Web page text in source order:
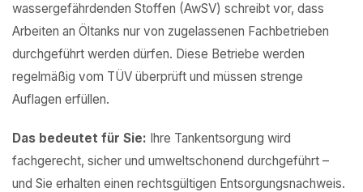
wassergefährdenden Stoffen (AwSV) schreibt vor, dass
Arbeiten an Öltanks nur von zugelassenen Fachbetrieben
durchgeführt werden dürfen. Diese Betriebe werden
regelmäßig vom TÜV überprüft und müssen strenge
Auflagen erfüllen.
Das bedeutet für Sie: Ihre Tankentsorgung wird
fachgerecht, sicher und umweltschonend durchgeführt –
und Sie erhalten einen rechtsgültigen Entsorgungsnachweis.